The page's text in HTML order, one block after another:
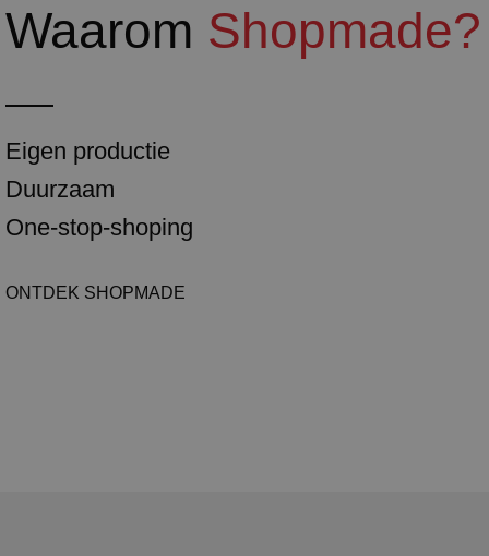
Waarom Shopmade?
Eigen productie
Duurzaam
One-stop-shoping
ONTDEK SHOPMADE